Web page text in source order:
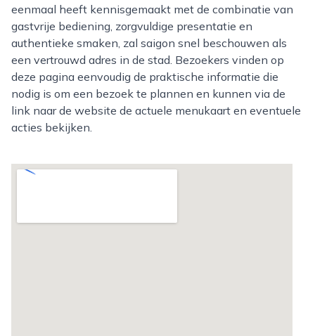
eenmaal heeft kennisgemaakt met de combinatie van
gastvrije bediening, zorgvuldige presentatie en
authentieke smaken, zal saigon snel beschouwen als
een vertrouwd adres in de stad. Bezoekers vinden op
deze pagina eenvoudig de praktische informatie die
nodig is om een bezoek te plannen en kunnen via de
link naar de website de actuele menukaart en eventuele
acties bekijken.